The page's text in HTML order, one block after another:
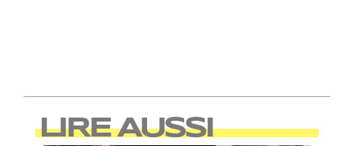
LIRE AUSSI